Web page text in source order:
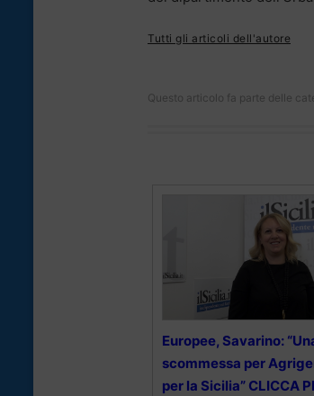
Tutti gli articoli dell'autore
Questo articolo fa parte delle
Europee, Savarino:
scommessa per
per la Sicilia” CLICCA